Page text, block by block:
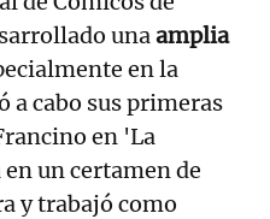
unaamplia
en la
a cabo sus primeras
en 'La
un certamen de
y trabajó como